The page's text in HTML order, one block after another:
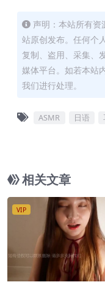
声明：本站所有资
站原创发布。任何个
复制、盗用、采集、
媒体平台。如若本站
我们进行处理。
ASMR 日语
相关文章
VIP